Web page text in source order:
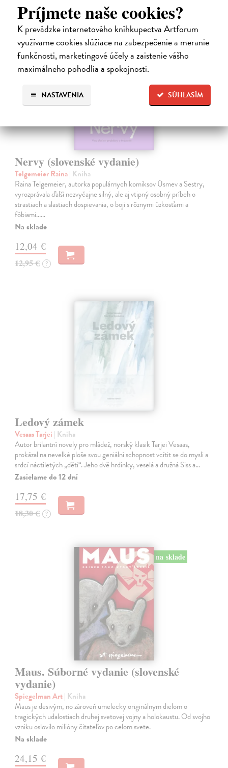
Príjmete naše cookies?
K prevádzke internetového kníhkupectva Artforum
využívame cookies slúžiace na zabezpečenie a meranie
funkčnosti, marketingové účely a zaistenie vášho
maximálneho pohodlia a spokojnosti.
SÚHLASÍM
NASTAVENIA
na sklade
Nervy (slovenské vydanie)
Telgemeier Raina| Kniha
Raina Telgemeier, autorka populárnych komiksov Úsmev a Sestry,
vyrozprávala ďalší nezvyčajne silný, ale aj vtipný osobný príbeh o
strastiach a slastiach dospievania, o boji s rôznymi úzkosťami a
fóbiami...…
Na sklade
12,04 €
12,95 € ?
Ledový zámek
Vesaas Tarjei | Kniha
Autor brilantní novely pro mládež, norský klasik Tarjei Vesaas,
prokázal na nevelké ploše svou geniální schopnost vcítit se do mysli a
srdcí náctiletých „dětí“. Jeho dvě hrdinky, veselá a družná Siss a…
Zasielame do 12 dní
17,75 €
18,30 € ?
na sklade
Maus. Súborné vydanie (slovenské
vydanie)
Spiegelman Art| Kniha
Maus je desivým, no zároveň umelecky originálnym dielom o
tragických udalostiach druhej svetovej vojny a holokaustu. Od svojho
vzniku oslovilo milióny čitateľov po celom svete.
Na sklade
24,15 €